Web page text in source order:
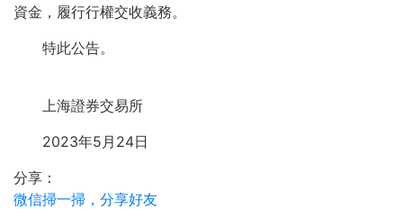
資金，履行行權交收義務。
特此公告。
上海證券交易所
2023年5月24日
分享：
微信掃一掃，分享好友